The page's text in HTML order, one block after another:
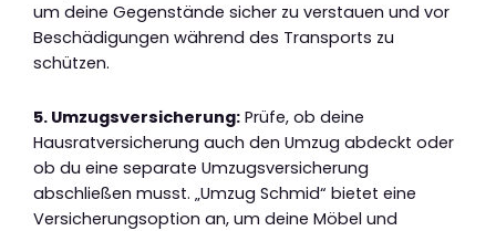
um deine Gegenstände sicher zu verstauen und vor
Beschädigungen während des Transports zu
schützen.
5. Umzugsversicherung: Prüfe, ob deine
Hausratversicherung auch den Umzug abdeckt oder
ob du eine separate Umzugsversicherung
abschließen musst. „Umzug Schmid“ bietet eine
Versicherungsoption an, um deine Möbel und